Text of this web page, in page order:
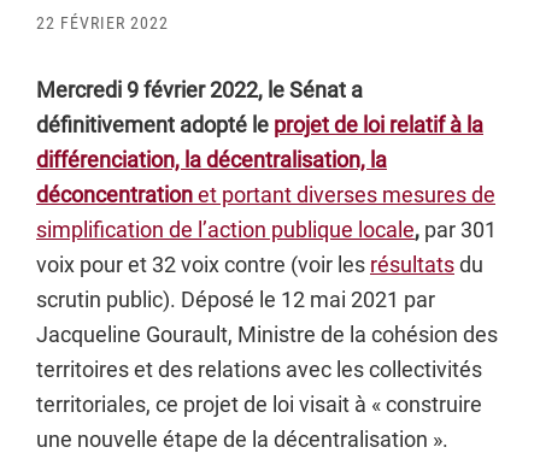
22 FÉVRIER 2022
Mercredi 9 février 2022, le Sénat a
définitivement adopté le projet de loi relatif à la
différenciation, la décentralisation, la
déconcentrationet portant diverses mesures de
simplification de l’action publique locale, par 301
voix pour et 32 voix contre (voir les résultatsdu
scrutin public). Déposé le 12 mai 2021 par
Jacqueline Gourault, Ministre de la cohésion des
territoires et des relations avec les collectivités
territoriales, ce projet de loi visait à « construire
une nouvelle étape de la décentralisation ».